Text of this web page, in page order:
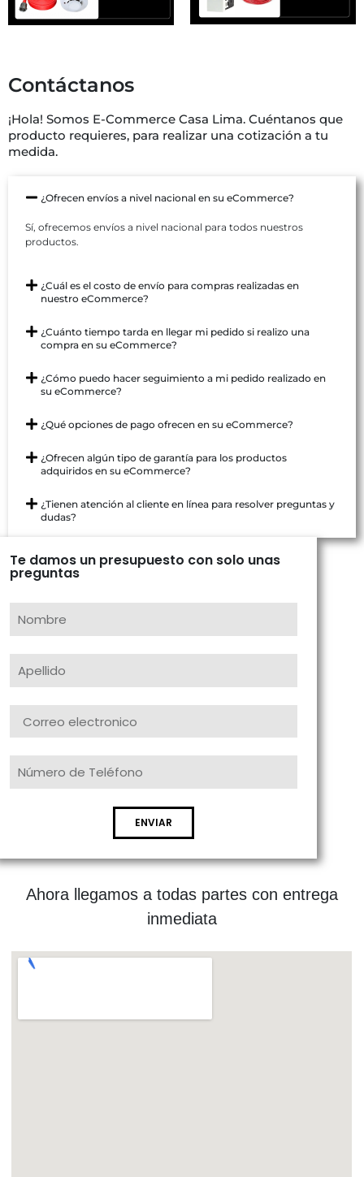
Contáctanos
¡Hola! Somos E-Commerce Casa Lima. Cuéntanos que
producto requieres, para realizar una cotización a tu
medida.
¿Ofrecen envíos a nivel nacional en su eCommerce?
Sí, ofrecemos envíos a nivel nacional para todos nuestros
productos.
¿Cuál es el costo de envío para compras realizadas en
nuestro eCommerce?
¿Cuánto tiempo tarda en llegar mi pedido si realizo una
compra en su eCommerce?
¿Cómo puedo hacer seguimiento a mi pedido realizado en
su eCommerce?
¿Qué opciones de pago ofrecen en su eCommerce?
¿Ofrecen algún tipo de garantía para los productos
adquiridos en su eCommerce?
¿Tienen atención al cliente en línea para resolver preguntas y
dudas?
Te damos un presupuesto con solo unas
preguntas
ENVIAR
Ahora llegamos a todas partes con entrega
inmediata